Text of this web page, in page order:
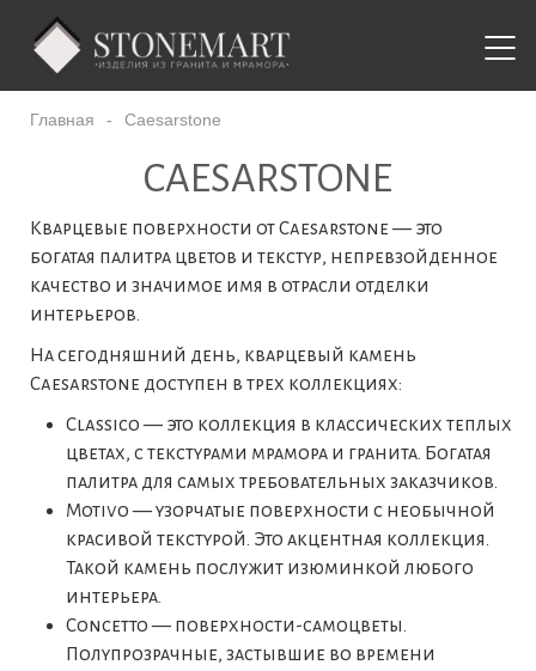
Главная - Caesarstone
CAESARSTONE
Кварцевые поверхности от Caesarstone — это
богатая палитра цветов и текстур, непревзойденное
качество и значимое имя в отрасли отделки
интерьеров.
На сегодняшний день, кварцевый камень
Caesarstone доступен в трех коллекциях:
Classico — это коллекция в классических теплых
цветах, с текстурами мрамора и гранита. Богатая
палитра для самых требовательных заказчиков.
Motivo — узорчатые поверхности с необычной
красивой текстурой. Это акцентная коллекция.
Такой камень послужит изюминкой любого
интерьера.
Concetto — поверхности-самоцветы.
Полупрозрачные, застывшие во времени